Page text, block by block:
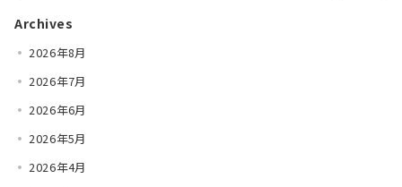
Archives
2026年8月
2026年7月
2026年6月
2026年5月
2026年4月